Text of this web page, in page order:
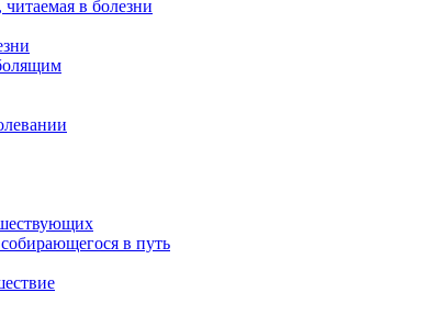
в болезни
в путь